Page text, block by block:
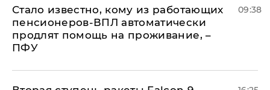
Стало известно, кому из работающих
пенсионеров-ВПЛ автоматически
продлят помощь на проживание, –
ПФУ
09:38